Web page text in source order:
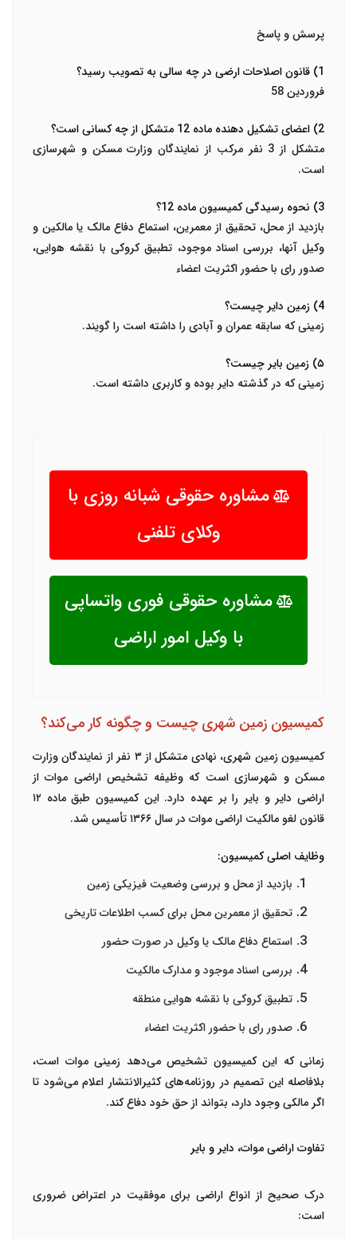
پرسش و پاسخ
1) قانون اصلاحات ارضی در چه سالی به تصویب رسید؟
فروردین 58
2) اعضای تشکیل دهنده ماده 12 متشکل از چه کسانی است؟
متشکل از 3 نفر مرکب از نمایندگان وزارت مسکن و شهرسازی
است.
3) نحوه رسیدگی کمیسیون ماده 12؟
بازدید از محل، تحقیق از معمرین، استماع دفاع مالک یا مالکین و
وکیل آن­ها، بررسی اسناد موجود، تطبیق کروکی با نقشه هوایی،
صدور رای با حضور اکثریت اعضاء
4) زمین دایر چیست؟
زمینی که سابقه عمران و آبادی را داشته است را گویند.
۵) زمین بایر چیست؟
زمینی که در گذشته دایر بوده و کاربری داشته است.
مشاوره حقوقی شبانه روزی با
وکلای تلفنی
مشاوره حقوقی فوری واتساپی
با وکیل امور اراضی
کمیسیون زمین شهری چیست و چگونه کار می‌کند؟
کمیسیون زمین شهری، نهادی متشکل از ۳ نفر از نمایندگان وزارت
مسکن و شهرسازی است که وظیفه تشخیص اراضی موات از
اراضی دایر و بایر را بر عهده دارد. این کمیسیون طبق ماده ۱۲
قانون لغو مالکیت اراضی موات در سال ۱۳۶۶ تأسیس شد.
وظایف اصلی کمیسیون:
بازدید از محلو بررسی وضعیت فیزیکی زمین
تحقیق از معمرین محل برای کسب اطلاعات تاریخی
استماع دفاع مالک یا وکیل در صورت حضور
بررسی اسناد موجودو مدارک مالکیت
تطبیق کروکی با نقشه هواییمنطقه
صدور رای با حضور اکثریت اعضاء
زمانی که این کمیسیون تشخیص می‌دهد زمینی موات است،
بلافاصله این تصمیم در روزنامه‌های کثیرالانتشار اعلام می‌شود تا
اگر مالکی وجود دارد، بتواند از حق خود دفاع کند.
تفاوت اراضی موات، دایر و بایر
درک صحیح از انواع اراضی برای موفقیت در اعتراض ضروری
است: